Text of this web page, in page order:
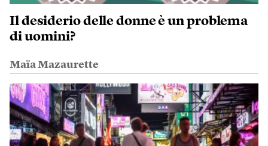
Il desiderio delle donne è un problema
di uomini?
Maïa Mazaurette